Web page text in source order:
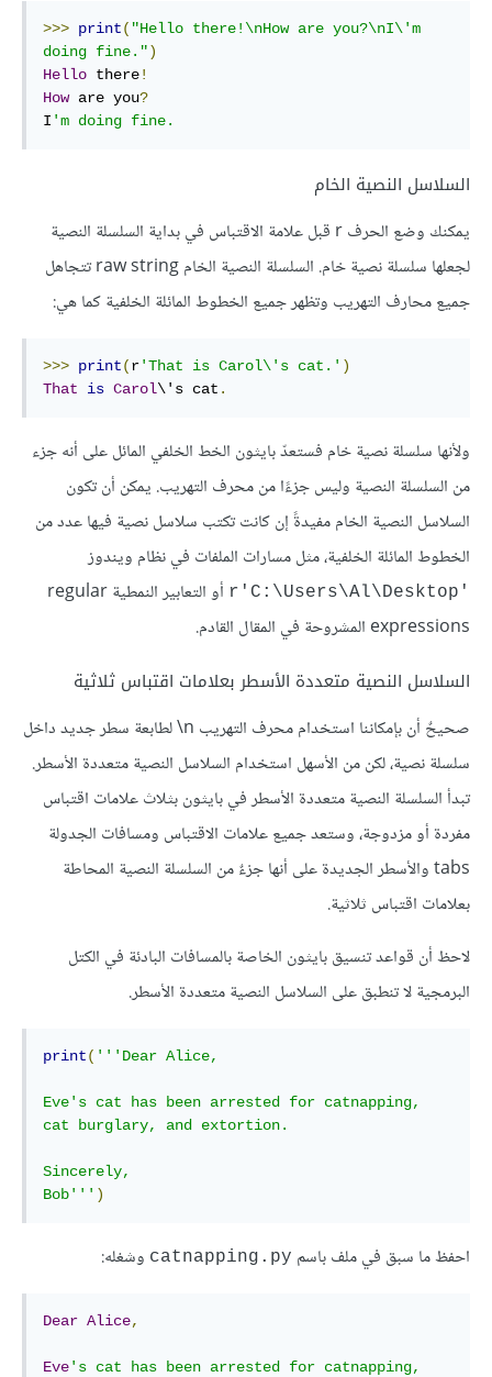
>>> print( "Hello there!\nHow are you?\nI\'m
doing fine.")
Hello there!
How are you?
I 'm doing fine.
السلاسل النصية الخام
يمكنك وضع الحرف r قبل علامة الاقتباس في بداية السلسلة النصية
لجعلها سلسلة نصية خام. السلسلة النصية الخام raw string تتجاهل
جميع محارف التهريب وتظهر جميع الخطوط المائلة الخلفية كما هي:
>>> print(r'That is Carol\'s cat.' )
That
is Carol\'s cat .
ولأنها سلسلة نصية خام فستعدّ بايثون الخط الخلفي المائل على أنه جزء
من السلسلة النصية وليس جزءًا من محرف التهريب. يمكن أن تكون
السلاسل النصية الخام مفيدةً إن كانت تكتب سلاسل نصية فيها عدد من
الخطوط المائلة الخلفية، مثل مسارات الملفات في نظام ويندوز
r'C:\Users\Al\Desktop'‎
أو التعابير النمطية regular
expressions المشروحة في المقال القادم.
السلاسل النصية متعددة الأسطر بعلامات اقتباس ثلاثية
صحيحٌ أن بإمكاننا استخدام محرف التهريب ‎\n لطابعة سطر جديد داخل
سلسلة نصية، لكن من الأسهل استخدام السلاسل النصية متعددة الأسطر.
تبدأ السلسلة النصية متعددة الأسطر في بايثون بثلاث علامات اقتباس
مفردة أو مزدوجة، وستعد جميع علامات الاقتباس ومسافات الجدولة
tabs والأسطر الجديدة على أنها جزءٌ من السلسلة النصية المحاطة
بعلامات اقتباس ثلاثية.
لاحظ أن قواعد تنسيق بايثون الخاصة بالمسافات البادئة في الكتل
البرمجية لا تنطبق على السلاسل النصية متعددة الأسطر.
print( '''Dear Alice,
Eve's cat has been arrested for catnapping,
cat burglary, and extortion.
Sincerely,
Bob''' )
احفظ ما سبق في ملف باسم catnapping.py وشغله:
Dear Alice,
Eve's cat has been arrested for catnapping,